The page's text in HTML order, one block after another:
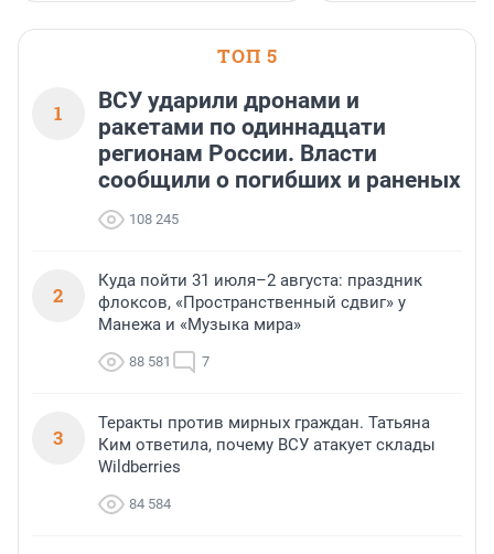
посетителям
ТОП 5
1
ВСУ ударили дронами и
ракетами по одиннадцати
регионам России. Власти
сообщили о погибших и раненых
108 245
2
Куда пойти 31 июля–2 августа: праздник
флоксов, «Пространственный сдвиг» у
Манежа и «Музыка мира»
88 581 7
3
Теракты против мирных граждан. Татьяна
Ким ответила, почему ВСУ атакует склады
Wildberries
84 584